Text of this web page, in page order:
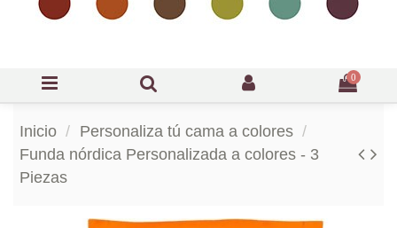
0
Inicio
Personaliza tú cama a colores
Funda nórdica Personalizada a colores - 3
Piezas